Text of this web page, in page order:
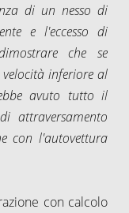
di un nesso di
e l'eccesso di
che se
velocità inferiore al
avuto tutto il
attraversamento
con l'autovettura
con calcolo